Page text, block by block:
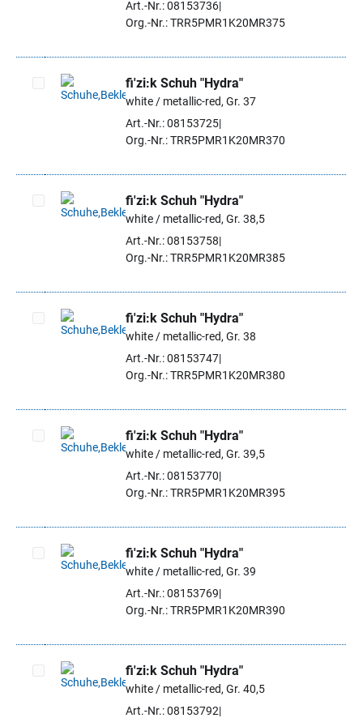
Art.-Nr.: 08153736
Org.-Nr.: TRR5PMR1K20MR375
Artikel auswählen
fi'zi:k Schuh "Hydra"
white / metallic-red, Gr. 37
Art.-Nr.: 08153725
Org.-Nr.: TRR5PMR1K20MR370
Artikel auswählen
fi'zi:k Schuh "Hydra"
white / metallic-red, Gr. 38,5
Art.-Nr.: 08153758
Org.-Nr.: TRR5PMR1K20MR385
Artikel auswählen
fi'zi:k Schuh "Hydra"
white / metallic-red, Gr. 38
Art.-Nr.: 08153747
Org.-Nr.: TRR5PMR1K20MR380
Artikel auswählen
fi'zi:k Schuh "Hydra"
white / metallic-red, Gr. 39,5
Art.-Nr.: 08153770
Org.-Nr.: TRR5PMR1K20MR395
Artikel auswählen
fi'zi:k Schuh "Hydra"
white / metallic-red, Gr. 39
Art.-Nr.: 08153769
Org.-Nr.: TRR5PMR1K20MR390
Artikel auswählen
fi'zi:k Schuh "Hydra"
white / metallic-red, Gr. 40,5
Art.-Nr.: 08153792